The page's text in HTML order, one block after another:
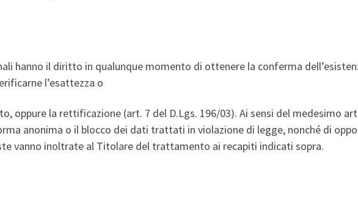
hanno il diritto in qualunque momento di ottenere la conferma
l’esattezza o
oppure la rettificazione (art. 7 del D.Lgs. 196/03). Ai sensi del medesimo
anonima o il blocco dei dati trattati in violazione di legge, nonché di
vanno inoltrate al Titolare del trattamento ai recapiti indicati sopra.